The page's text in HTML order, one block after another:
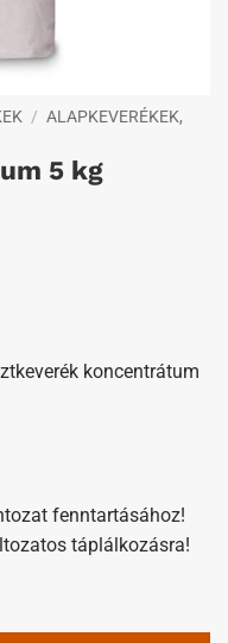
/ ALAPKEVERÉKEK,
5 kg
koncentrátum
fenntartásához!
táplálkozásra!